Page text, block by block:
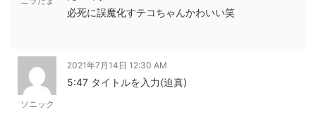
必死に誤魔化すテコちゃんかわいい笑
ソニック
2021年7月14日 12:30 AM
5:47 タイトルを入力(迫真)